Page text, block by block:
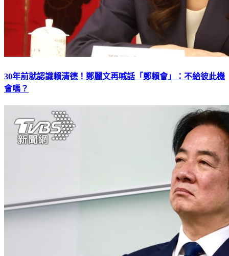
30年前就認識賴清德！鄭麗文再喊話「鄭賴會」：不給彼此機
會嗎？